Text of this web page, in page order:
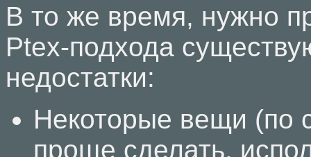
В то же время, нужно
Ptex-подхода
недостатки:
Некоторые вещи (по
проще сделать,